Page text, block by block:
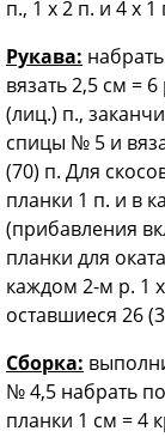
п., 1 x 2 п. и 4 х 1
Рукава:
вязать 2,5 см =
(лиц.) п.,
спицы № 5 и
(70) п. Для
планки 1 п. и в
(прибавления
планки для
каждом 2-м р. 1
оставшиеся 26
Сборка:
№ 4,5 набрать
планки 1 см = 4